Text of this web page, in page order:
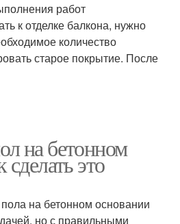
работ
к отделке балкона, нужно
количество
старое покрытие. После
на бетонном
это
на бетонном основании
но с правильными